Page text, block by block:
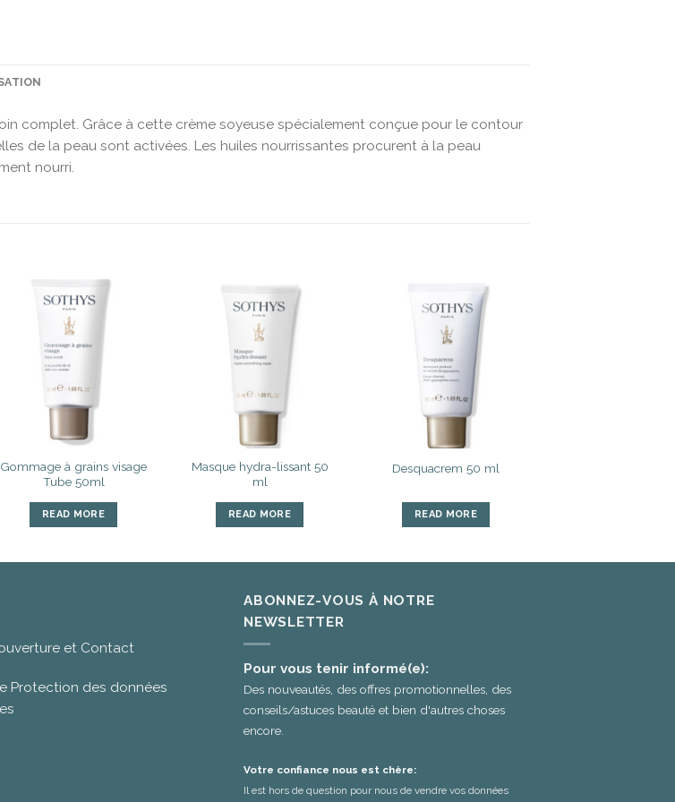
complet. Grâce à cette crème soyeuse spécialement conçue pour le contour
de la peau sont activées. Les huiles nourrissantes procurent à la peau
nourri.
Gommage à grains visage
Tube 50ml
READ MORE
Masque hydra-lissant 50
ml
READ MORE
Desquacrem 50 ml
READ MORE
et Contact
Protection des données
ABONNEZ-VOUS À NOTRE
NEWSLETTER
Pour vous tenir informé(e):
Des nouveautés, des offres promotionnelles, des
conseils/astuces beauté et bien d'autres choses
encore.
Votre confiance nous est chère:
Il est hors de question pour nous de vendre vos données